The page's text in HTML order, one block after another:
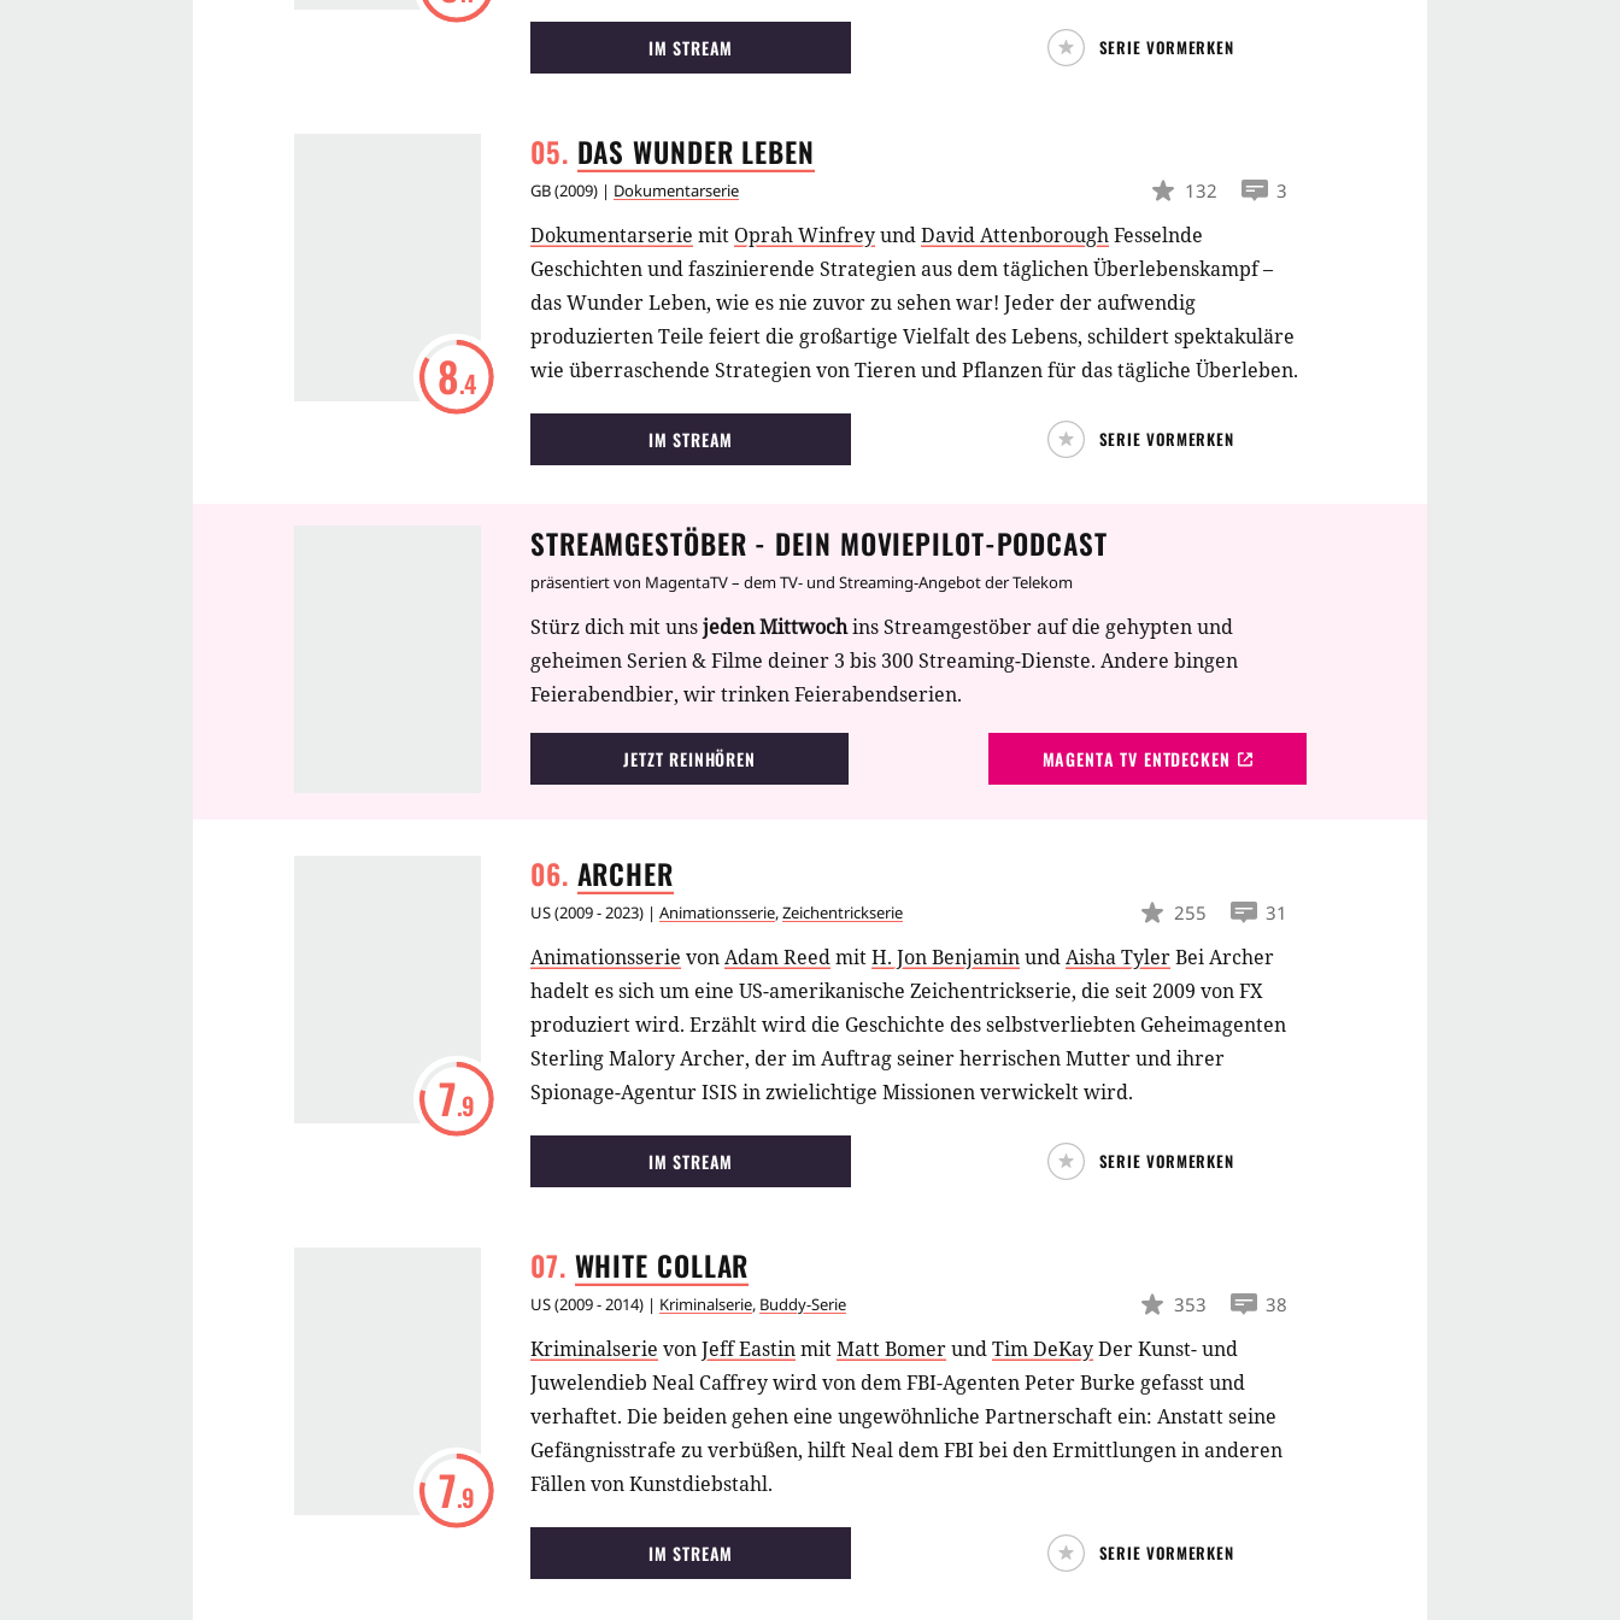
IM STREAM SERIE VORMERKEN
DAS WUNDER LEBEN
GB(2009) | Dokumentarserie
8.4
132 3
Dokumentarserie mit Oprah WinfreyundDavid AttenboroughFesselnde
Geschichten und faszinierende Strategien aus dem täglichen Überlebenskampf –
das Wunder Leben, wie es nie zuvor zu sehen war! Jeder der aufwendig
produzierten Teile feiert die großartige Vielfalt des Lebens, schildert spektakuläre
wie überraschende Strategien von Tieren und Pflanzen für das tägliche Überleben.
IM STREAM SERIE VORMERKEN
STREAMGESTÖBER - DEIN MOVIEPILOT-PODCAST
präsentiert von MagentaTV – dem TV- und Streaming-Angebot der Telekom
Stürz dich mit unsjeden Mittwochins Streamgestöber auf die gehypten und
geheimen Serien & Filme deiner 3 bis 300 Streaming-Dienste. Andere bingen
Feierabendbier, wir trinken Feierabendserien.
JETZT REINHÖREN MAGENTA TV ENTDECKEN
ARCHER
US(2009 - 2023) | Animationsserie,Zeichentrickserie
7.9
255 31
Animationsserie vonAdam ReedmitH. Jon BenjaminundAisha TylerBei Archer
hadelt es sich um eine US-amerikanische Zeichentrickserie, die seit 2009 von FX
produziert wird. Erzählt wird die Geschichte des selbstverliebten Geheimagenten
Sterling Malory Archer, der im Auftrag seiner herrischen Mutter und ihrer
Spionage-Agentur ISIS in zwielichtige Missionen verwickelt wird.
IM STREAM SERIE VORMERKEN
WHITE COLLAR
US(2009 - 2014) | Kriminalserie, Buddy-Serie
7.9
353 38
Kriminalserie vonJeff EastinmitMatt BomerundTim DeKayDer Kunst- und
Juwelendieb Neal Caffrey wird von dem FBI-Agenten Peter Burke gefasst und
verhaftet. Die beiden gehen eine ungewöhnliche Partnerschaft ein: Anstatt seine
Gefängnisstrafe zu verbüßen, hilft Neal dem FBI bei den Ermittlungen in anderen
Fällen von Kunstdiebstahl.
IM STREAM SERIE VORMERKEN